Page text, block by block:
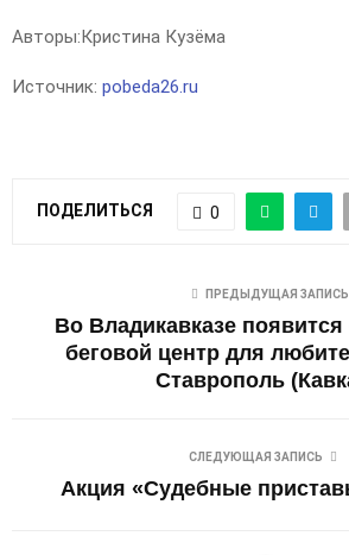
Авторы: Кристина Кузёма
Источник: pobeda26.ru
ПОДЕЛИТЬСЯ 0
ПРЕДЫДУЩАЯ ЗАПИСЬ
Во Владикавказе
беговой центр для
Ставрополь
СЛЕДУЮЩАЯ ЗАПИСЬ
Акция «Судебные